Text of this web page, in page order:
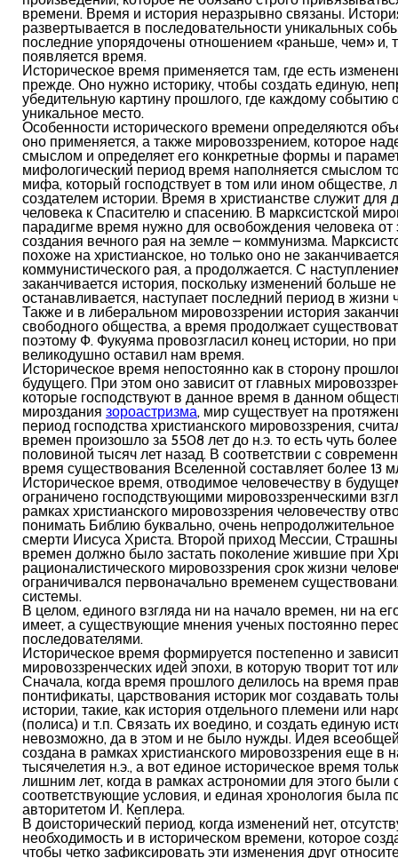
времени. Время и история неразрывно связаны.
развертывается в последовательности уникальных
последние упорядочены отношением «раньше, чем» и,
появляется время.
Историческое время применяется там, где есть
прежде. Оно нужно историку, чтобы создать единую,
убедительную картину прошлого, где каждому событию
уникальное место.
Особенности исторического времени определяются
оно применяется, а также мировоззрением, которое
смыслом и определяет его конкретные формы и
мифологический период время наполняется смыслом
мифа, который господствует в том или ином обществе,
создателем истории. Время в христианстве служит
человека к Спасителю и спасению. В марксистской
парадигме время нужно для освобождения человека от
создания вечного рая на земле – коммунизма.
похоже на христианское, но только оно не
коммунистического рая, а продолжается. С
заканчивается история, поскольку изменений больше не
останавливается, наступает последний период в жизни
Также и в либеральном мировоззрении история
свободного общества, а время продолжает
поэтому Ф. Фукуяма провозгласил конец истории, но
великодушно оставил нам время.
Историческое время непостоянно как в сторону
будущего. При этом оно зависит от главных
которые господствуют в данное время в данном
мироздания зороастризма, мир существует на
период господства христианского мировоззрения,
времен произошло за 5508 лет до н.э. то есть чуть
половиной тысяч лет назад. В соответствии с
время существования Вселенной составляет более 13
Историческое время, отводимое человечеству в
ограничено господствующими мировоззренческими
рамках христианского мировоззрения человечеству
понимать Библию буквально, очень
смерти Иисуса Христа. Второй приход Мессии,
времен должно было застать поколение жившие при
рационалистического мировоззрения срок жизни
ограничивался первоначально временем
системы.
В целом, единого взгляда ни на начало времен, ни на
имеет, а существующие мнения ученых постоянно
последователями.
Историческое время формируется постепенно и
мировоззренческих идей эпохи, в которую творит тот
Сначала, когда время прошлого делилось на время
понтификаты, царствования историк мог создавать
истории, такие, как история отдельного племени или
(полиса) и т.п. Связать их воедино, и создать единую
невозможно, да в этом и не было нужды. Идея
создана в рамках христианского мировоззрения еще в
тысячелетия н.э., а вот единое историческое время
лишним лет, когда в рамках астрономии для этого были
соответствующие условия, и единая хронология была
авторитетом И. Кеплера.
В доисторический период, когда изменений нет,
необходимость и в историческом времени, которое
чтобы четко зафиксировать эти изменения друг